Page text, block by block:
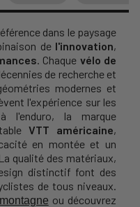
dans le paysage
de l'innovation,
. Chaque vélo de
de recherche et
modernes et
l'expérience sur les
l'enduro, la marque
VTT américaine,
en montée et un
qualité des matériaux,
distinctif font des
de tous niveaux.
ou découvrez